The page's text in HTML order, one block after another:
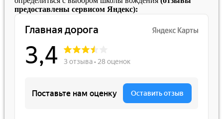
предоставлены сервисом Яндекс):